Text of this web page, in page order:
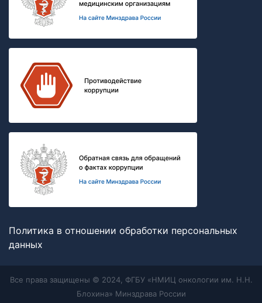
Политика в отношении обработки персональных
данных
Все права защищены © 2024, ФГБУ «НМИЦ онкологии им. Н.Н.
Блохина» Минздрава России